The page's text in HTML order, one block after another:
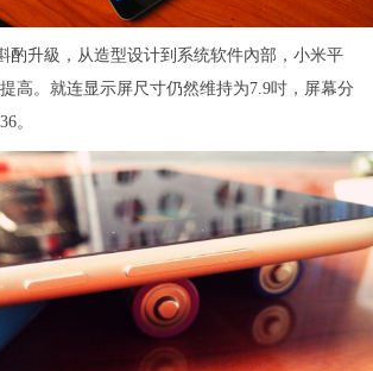
酌升級，从造型设计到系统软件內部，小米平
高。就连显示屏尺寸仍然维持为7.9吋，屏幕分
。